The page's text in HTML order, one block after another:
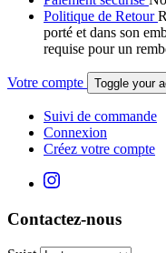
Politique de Retour
porté et dans son
requise pour un
Votre compte Toggle your
Suivi de commande
Connexion
Créez votre compte
Contactez-nous